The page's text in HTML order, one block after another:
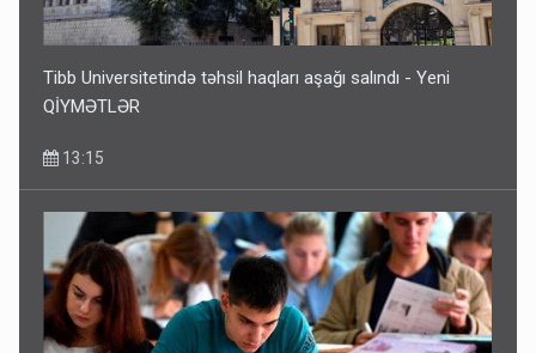
Tibb Universitetində təhsil haqları aşağı salındı - Yeni
QİYMƏTLƏR
13:15